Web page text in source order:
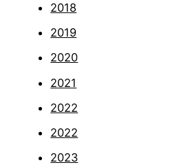
2018
2019
2020
2021
2022
2022
2023